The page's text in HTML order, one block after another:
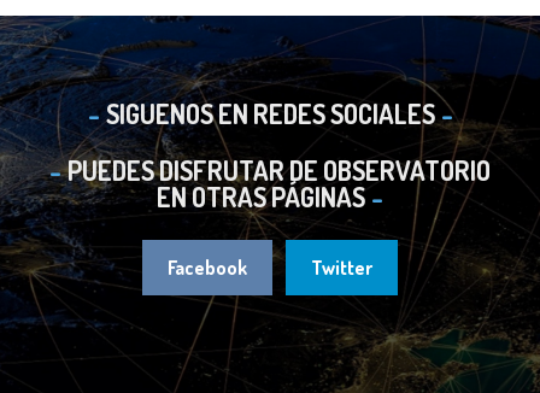
SIGUENOS EN REDES SOCIALES
PUEDES DISFRUTAR DE OBSERVATORIO
EN OTRAS PÁGINAS
Facebook Twitter